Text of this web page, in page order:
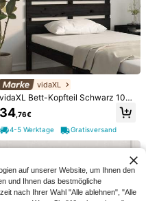
Yanosaku FUSOU Schminktisch mit
LED-Spiegel, 11 Schubladen, Glasti
schplatte, 12 LED-Lampen, 3 Licht
modi, Schminktisch mit Hocker & St
eckdose
228,65€
vidaXL
vidaXL Bett-Kopfteil Schwarz 100
x3x80 cm Massivholz Kiefer
34 ,76€
4-5 Werktage
Gratisversand
auf unserer Website, um Ihnen den
und Ihnen das bestmögliche
nach Ihrer Wahl "Alle ablehnen", "Alle